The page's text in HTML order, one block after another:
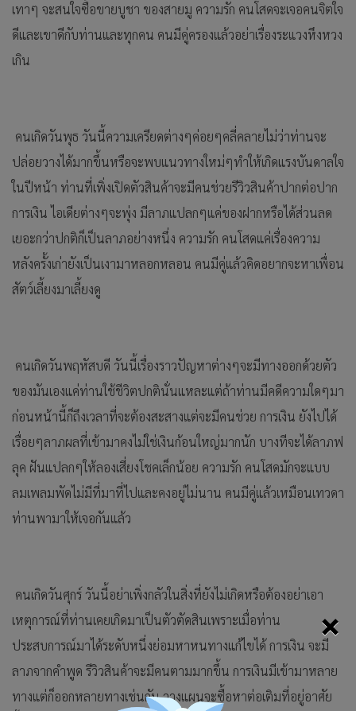
×
เทาๆ จะสนใจซื้อขายบูชา ของสายมู ความรัก คนโสดจะเจอคนจิตใจ
ดีและเขาดีกับท่านและทุกคน คนมีคู่ครองแล้วอย่าเรื่องระแวงหึงหวง
เกิน
คนเกิดวันพุธ วันนี้ความเครียดต่างๆค่อยๆคลี่คลายไม่ว่าท่านจะ
ปล่อยวางได้มากขึ้นหรือจะพบแนวทางใหม่ๆทำให้เกิดแรงบันดาลใจ
ในปีหน้า ท่านที่เพิ่งเปิดตัวสินค้าจะมีคนช่วยรีวิวสินค้าปากต่อปาก
การเงิน ไอเดียต่างๆจะพุ่ง มีลาภแปลกๆแค่ของฝากหรือได้ส่วนลด
เยอะกว่าปกติก็เป็นลาภอย่างหนึ่ง ความรัก คนโสดแค่เรื่องความ
หลังครั้งเก่ายังเป็นเงามาหลอกหลอน คนมีคู่แล้วคิดอยากจะหาเพื่อน
สัตว์เลี้ยงมาเลี้ยงดู
คนเกิดวันพฤหัสบดี วันนี้เรื่องราวปัญหาต่างๆจะมีทางออกด้วยตัว
ของมันเองแค่ท่านใช้ชีวิตปกตินั่นแหละแต่ถ้าท่านมีคดีความใดๆมา
ก่อนหน้านี้ก็ถึงเวลาที่จะต้องสะสางแต่จะมีคนช่วย การเงิน ยังไปได้
เรื่อยๆลาภผลที่เข้ามาคงไม่ใช่เงินก้อนใหญ่มากนัก บางทีจะได้ลาภฟ
ลุค ฝันแปลกๆให้ลองเสี่ยงโชคเล็กน้อย ความรัก คนโสดมักจะแบบ
ลมเพลมพัดไม่มีที่มาที่ไปและคงอยู่ไม่นาน คนมีคู่แล้วเหมือนเทวดา
ท่านพามาให้เจอกันแล้ว
คนเกิดวันศุกร์ วันนี้อย่าเพิ่งกลัวในสิ่งที่ยังไม่เกิดหรือต้องอย่าเอา
เหตุการณ์ที่ท่านเคยเกิดมาเป็นตัวตัดสินเพราะเมื่อท่าน
ประสบการณ์มาได้ระดับหนึ่งย่อมหาหนทางแก้ไขได้ การเงิน จะมี
ลาภจากคำพูด รีวิวสินค้าจะมีคนตามมากขึ้น การเงินมีเข้ามาหลาย
ทางแต่ก็ออกหลายทางเช่นกัน วางแผนจะซื้อหาต่อเติมที่อยู่อาศัย